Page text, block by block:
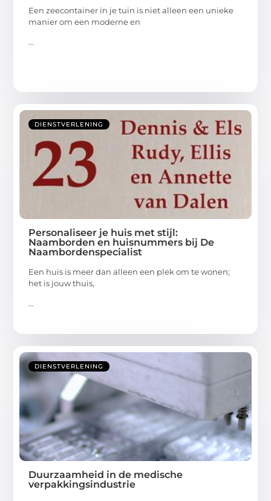
Een zeecontainer in je tuin is niet alleen een unieke
manier om een moderne en
...
DIENSTVERLENING
Personaliseer je huis met stijl:
Naamborden en huisnummers bij De
Naambordenspecialist
Een huis is meer dan alleen een plek om te wonen;
het is jouw thuis,
...
DIENSTVERLENING
Duurzaamheid in de medische
verpakkingsindustrie